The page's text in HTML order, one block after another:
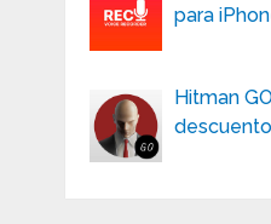
para
Hitman